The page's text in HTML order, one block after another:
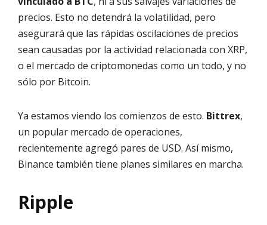
precios. Esto no detendrá la volatilidad, pero
asegurará que las rápidas oscilaciones de precios
sean causadas por la actividad relacionada con XRP,
o el mercado de criptomonedas como un todo, y no
sólo por Bitcoin.
Ya estamos viendo los comienzos de esto. Bittrex,
un popular mercado de operaciones,
recientemente agregó pares de USD. Así mismo,
Binance también tiene planes similares en marcha.
Ripple